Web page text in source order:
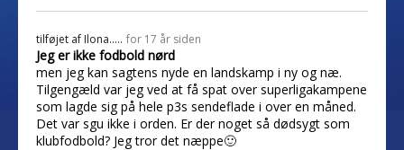
tilføjet af Ilona..... for 17 år siden
Jeg er ikke fodbold nørd
men jeg kan sagtens nyde en landskamp i ny og næ.
Tilgengæld var jeg ved at få spat over superligakampene
som lagde sig på hele p3s sendeflade i over en måned.
Det var sgu ikke i orden. Er der noget så dødsygt som
klubfodbold? Jeg tror det næppe🙂